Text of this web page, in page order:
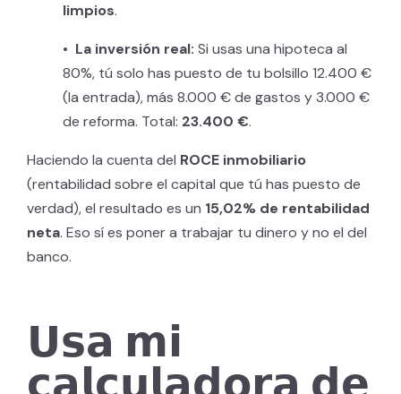
limpios.
• La inversión real: Si usas una hipoteca al
80%, tú solo has puesto de tu bolsillo 12.400 €
(la entrada), más 8.000 € de gastos y 3.000 €
de reforma. Total: 23.400 €.
Haciendo la cuenta del ROCE inmobiliario
(rentabilidad sobre el capital que tú has puesto de
verdad), el resultado es un 15,02% de rentabilidad
neta. Eso sí es poner a trabajar tu dinero y no el del
banco.
𝗨𝘀𝗮 𝗺𝗶